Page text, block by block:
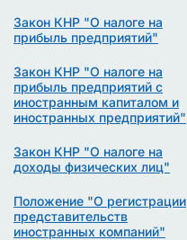
Закон КНР "О налоге на
прибыль предприятий"
Закон КНР "О налоге на
прибыль предприятий с
иностранным капиталом и
иностранных предприятий"
Закон КНР "О налоге на
доходы физических лиц"
Положение "О регистрации
представительств
иностранных компаний"